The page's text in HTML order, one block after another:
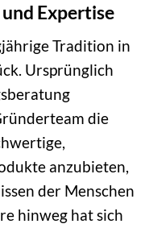
Expertise
Tradition in
Ursprünglich
die
anzubieten,
der Menschen
hinweg hat sich